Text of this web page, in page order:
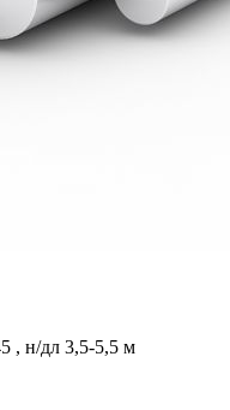
, н/дл 3,5-5,5 м